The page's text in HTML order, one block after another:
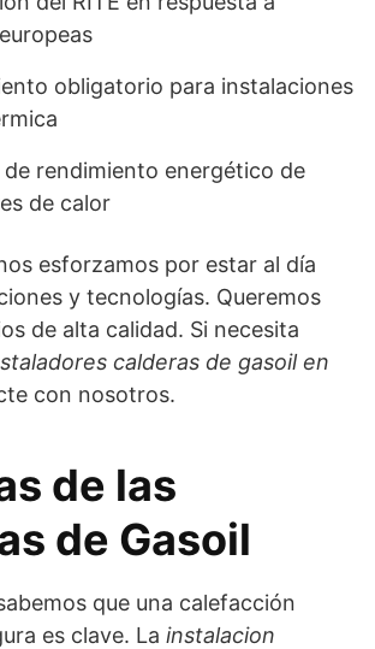
obligatorio para instalaciones
de rendimiento energético de
de calor
esforzamos por estar al día
y tecnologías. Queremos
de alta calidad. Si necesita
calderas de gasoil en
con nosotros.
de las
de Gasoil
que una calefacción
es clave. La instalacion